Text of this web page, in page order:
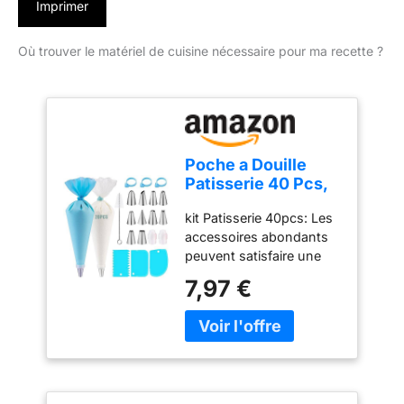
Imprimer
Où trouver le matériel de cuisine nécessaire pour ma recette ?
Poche a Douille
Patisserie 40 Pcs,
Patisserie, Kit
Patisserie,
Accessoire
Patisserie,
Ustensiles à
Pâtisserie
kit Patisserie 40pcs: Les
accessoires abondants
peuvent satisfaire une
desserts. Comprend: 10
douilles, 20 poche a
douille, 1 poche a douille
attaches de câble, 1
7,97 €